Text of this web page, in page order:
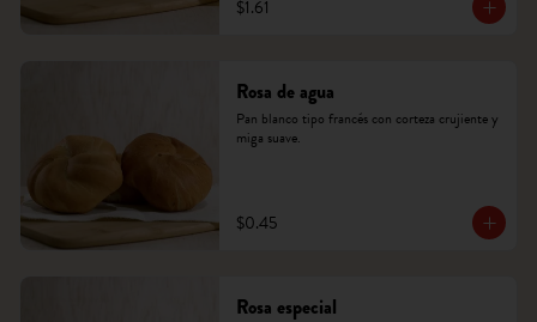
$1.61
Rosa de agua
Pan blanco tipo francés con corteza crujiente y
miga suave.
$0.45
Rosa especial